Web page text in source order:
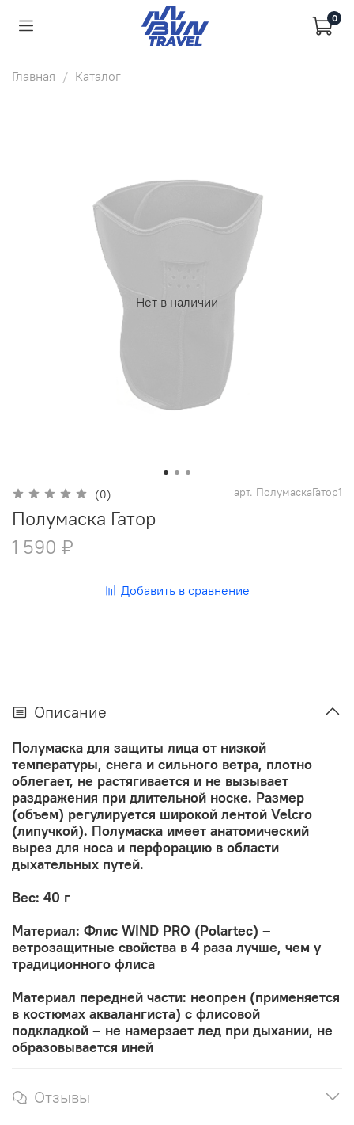
0
Главная Каталог
Нет в наличии
(0) арт. ПолумаскаГатор1
Полумаска Гатор
1 590 ₽
Добавить в сравнение
Описание
Полумаска для защиты лица от низкой
температуры, снега и сильного ветра, плотно
облегает, не растягивается и не вызывает
раздражения при длительной носке. Размер
(объем) регулируется широкой лентой Velcro
(липучкой). Полумаска имеет анатомический
вырез для носа и перфорацию в области
дыхательных путей.
Вес: 40 г
Материал: Флис WIND PRO (Polartec) –
ветрозащитные свойства в 4 раза лучше, чем у
традиционного флиса
Материал передней части: неопрен (применяется
в костюмах аквалангиста) с флисовой
подкладкой – не намерзает лед при дыхании, не
образовывается иней
Отзывы